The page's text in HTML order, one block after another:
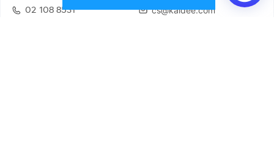
02 108 8531
cs@kaidee.com